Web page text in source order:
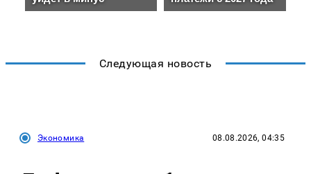
Следующая новость
Экономика 08.08.2026, 04:35